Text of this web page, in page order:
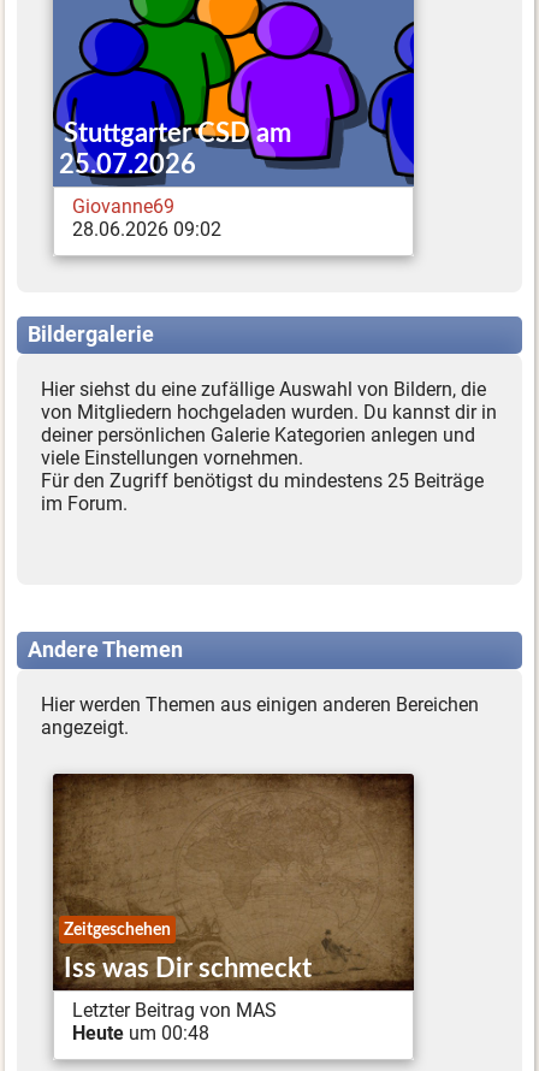
Stuttgarter CSD am
25.07.2026
Giovanne69
28.06.2026 09:02
Bildergalerie
Hier siehst du eine zufällige Auswahl von Bildern, die
von Mitgliedern hochgeladen wurden. Du kannst dir in
deiner persönlichen Galerie Kategorien anlegen und
viele Einstellungen vornehmen.
Für den Zugriff benötigst du mindestens 25 Beiträge
im Forum.
Andere Themen
Hier werden Themen aus einigen anderen Bereichen
angezeigt.
Zeitgeschehen
Iss was Dir schmeckt
Letzter Beitrag von MAS
Heute um 00:48